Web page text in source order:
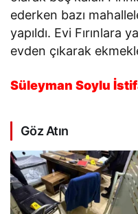
ederken bazı
yapıldı. Evi Fırınlara
evden çıkarak
Süleyman Soylu
Göz Atın